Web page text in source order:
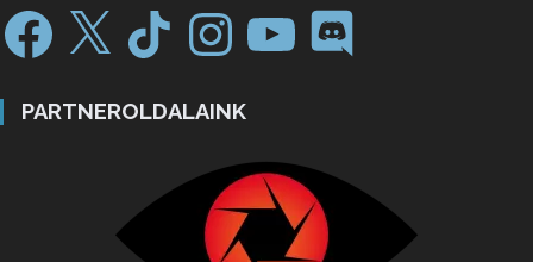
PARTNEROLDALAINK